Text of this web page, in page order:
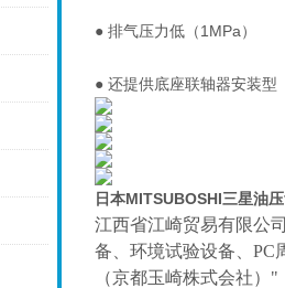
● 排气压力低（1MPa）
● 还提供底座联轴器安装型
日本MITSUBOSHI三星油
江西省江崎贸易有限公
备、环境试验设备、PC
（京都玉崎株式会社）